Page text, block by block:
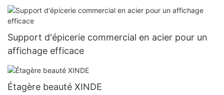
Support d'épicerie commercial en acier pour un
affichage efficace
Étagère beauté XINDE